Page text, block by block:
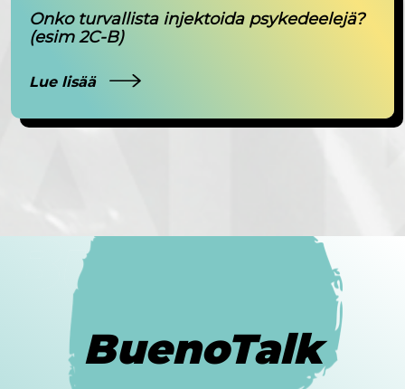
Onko turvallista injektoida psykedeelejä?
(esim 2C-B)
Lue lisää
BuenoTalk